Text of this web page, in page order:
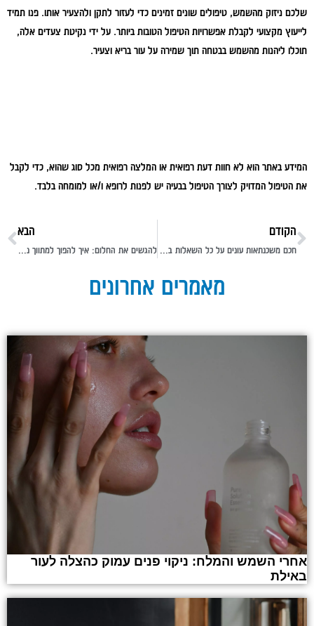
שלכם ניזוק מהשמש, טיפולים שונים זמינים כדי לעזור לתקן ולהצעיר אותו. פנו תמיד
לייעוץ מקצועי לקבלת אפשרויות הטיפול הטובות ביותר. על ידי נקיטת צעדים אלה,
תוכלו ליהנות מהשמש בבטחה תוך שמירה על עור בריא וצעיר.
המידע באתר הוא לא חוות דעת רפואית או המלצה רפואית מכל סוג שהוא, כדי לקבל
את הטיפול המדויק לצורך הטיפול בבעיה יש לפנות לרופא ו/או למומחה בלבד.
הקודם הבא
מאמרים אחרונים
אחרי השמש והמלח: ניקוי פנים עמוק כהצלה לעור
באילת